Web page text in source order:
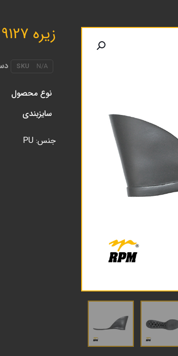
زیره 9127
SKU N/A
نوع محصول
سایزبندی
جنس: PU